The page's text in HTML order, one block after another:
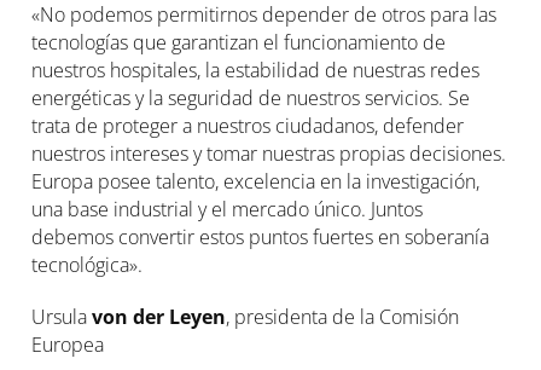
«No podemos permitirnos depender de otros para las
tecnologías que garantizan el funcionamiento de
nuestros hospitales, la estabilidad de nuestras redes
energéticas y la seguridad de nuestros servicios. Se
trata de proteger a nuestros ciudadanos, defender
nuestros intereses y tomar nuestras propias decisiones.
Europa posee talento, excelencia en la investigación,
una base industrial y el mercado único. Juntos
debemos convertir estos puntos fuertes en soberanía
tecnológica».
Ursulavon der Leyen, presidenta de la Comisión
Europea